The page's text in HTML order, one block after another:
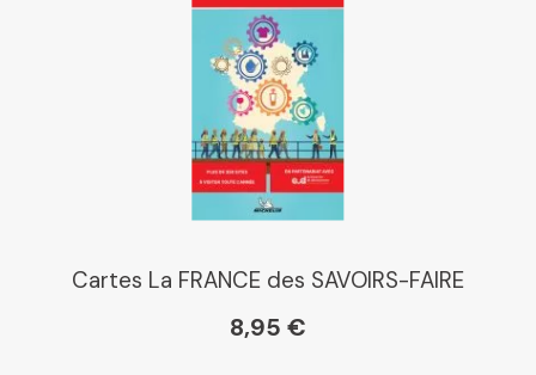
Cartes La FRANCE des SAVOIRS-FAIRE
8,95 €